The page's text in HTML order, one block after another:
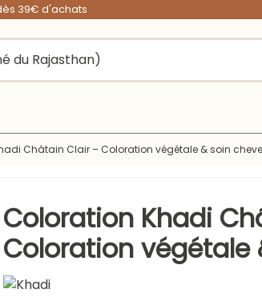
39€ d'achats
Châtain Clair – Coloration végétale & soin
Coloration Khadi
Coloration végétale